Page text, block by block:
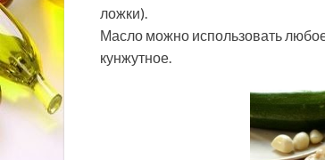
ложки).
Масло можно использовать
кунжутное.